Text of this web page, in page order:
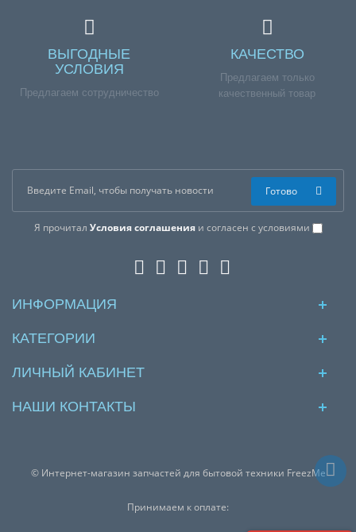
ВЫГОДНЫЕ
УСЛОВИЯ
Предлагаем сотрудничество
КАЧЕСТВО
Предлагаем только
качественный товар
Я прочитал Условия соглашенияи согласен с условиями
Готово
ИНФОРМАЦИЯ
КАТЕГОРИИ
ЛИЧНЫЙ КАБИНЕТ
НАШИ КОНТАКТЫ
© Интернет-магазин запчастей для бытовой техники FreezMe
Принимаем к оплате: